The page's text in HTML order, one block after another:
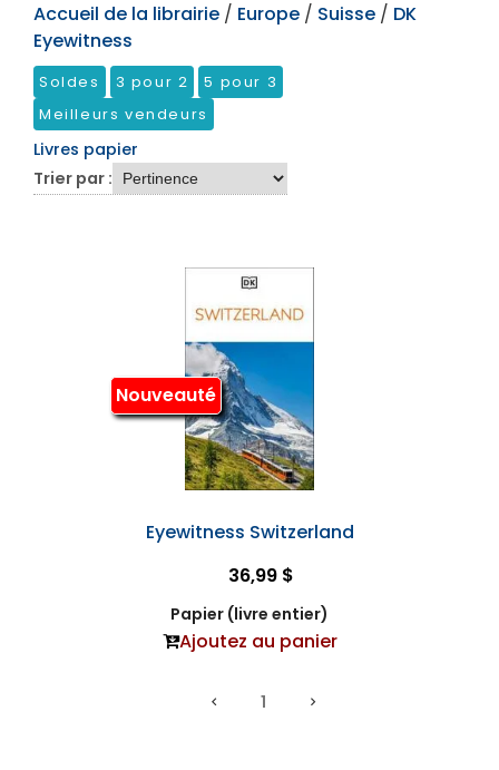
Accueil de la librairie / Europe / Suisse / DK
Eyewitness
Soldes 3 pour 2
5 pour 3
Meilleurs vendeurs
Livres papier
Trier par :
Nouveauté
Eyewitness Switzerland
36,99 $
Papier (livre entier)
Ajoutez au panier
1